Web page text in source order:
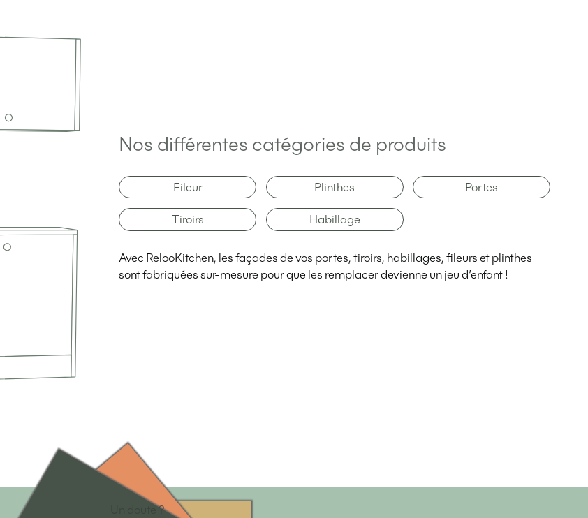
Nos différentes catégories de produits
Fileur Plinthes Portes
Tiroirs Habillage
Avec RelooKitchen, les façades de vos portes, tiroirs, habillages, fileurs et plinthes
sont fabriquées sur-mesure pour que les remplacer devienne un jeu d’enfant !
Un doute ?